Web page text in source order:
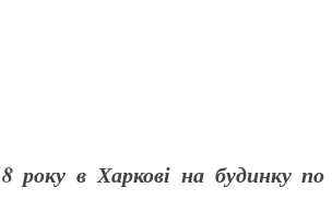
року в Харкові на будинку